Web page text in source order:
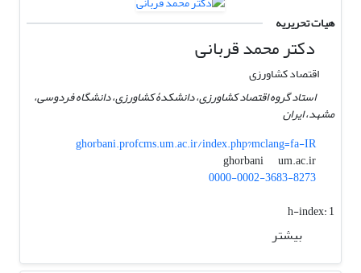
هیات تحریریه
دکتر محمد قربانی
اقتصاد کشاورزی
استاد گروه اقتصاد کشاورزی، دانشکدۀ کشاورزی، دانشگاه فردوسی،
مشهد، ایران
ghorbani.profcms.um.ac.ir/index.php?mclang=fa-IR
ghorbani
um.ac.ir
0000-0002-3683-8273
h-index:1
بیشتر